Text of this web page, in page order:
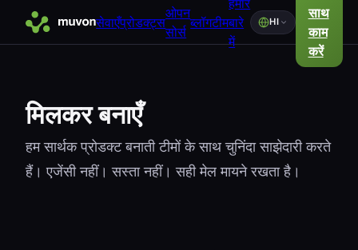
सेवाएँप्रोडक्ट्स
ओपन
सोर्स
ब्लॉगटीमबारे
में
HI
साथ
काम
करें
मिलकर बनाएँ
हम सार्थक प्रोडक्ट बनाती टीमों के साथ चुनिंदा साझेदारी करते
हैं। एजेंसी नहीं। सस्ता नहीं। सही मेल मायने रखता है।